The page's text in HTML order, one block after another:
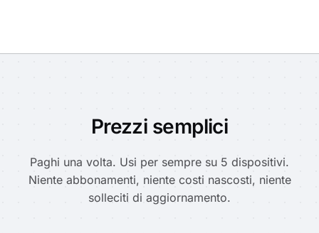
Prezzi semplici
Paghi una volta. Usi per sempre su 5 dispositivi.
Niente abbonamenti, niente costi nascosti, niente
solleciti di aggiornamento.